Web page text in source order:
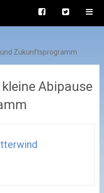
und Zukunftsprogramm
Abipause